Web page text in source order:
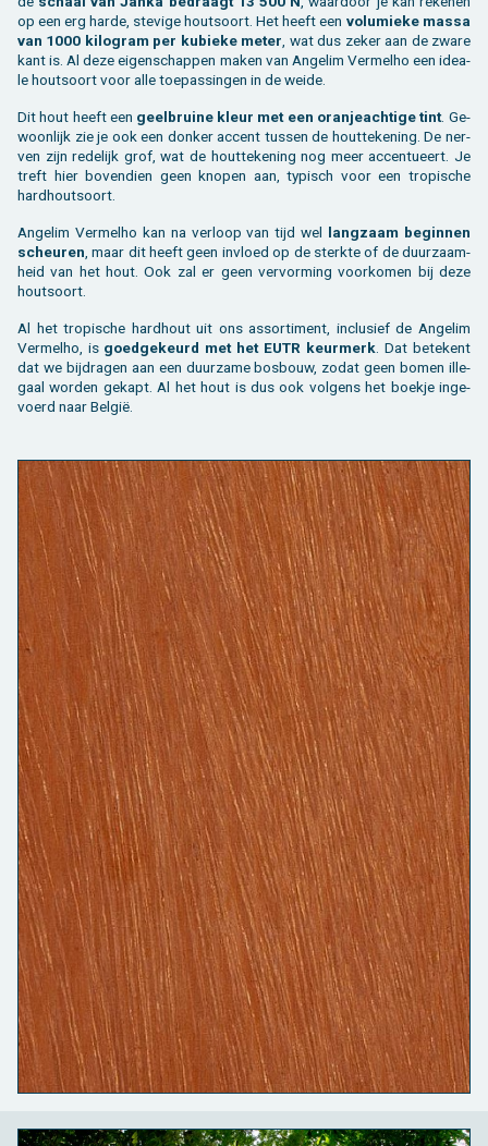
op een erg harde, ste­vi­ge hout­soort. Het heeft een vo­lu­mie­ke massa
van 1000 ki­lo­gram per ku­bie­ke meter, wat dus zeker aan de zware
kant is. Al deze ei­gen­schap­pen maken van An­ge­lim Ver­melho een ide­a­
le hout­soort voor alle toe­pas­sin­gen in de weide.
Dit hout heeft een geel­brui­ne kleur met een oran­je­ach­ti­ge tint. Ge­
woon­lijk zie je ook een don­ker ac­cent tus­sen de hout­te­ke­ning. De ner­
ven zijn re­de­lijk grof, wat de hout­te­ke­ning nog meer ac­cen­tu­eert. Je
treft hier bo­ven­dien geen kno­pen aan, ty­pisch voor een tro­pi­sche
hard­hout­soort.
An­ge­lim Ver­melho kan na ver­loop van tijd wel lang­zaam be­gin­nen
scheu­ren, maar dit heeft geen in­vloed op de sterk­te of de duur­zaam­
heid van het hout. Ook zal er geen ver­vor­ming voor­ko­men bij deze
hout­soort.
Al het tro­pi­sche hard­hout uit ons as­sor­ti­ment, in­clu­sief de An­ge­lim
Ver­melho, is goed­ge­keurd met het EUTR keur­merk. Dat be­te­kent
dat we bij­dra­gen aan een duur­za­me bos­bouw, zodat geen bomen il­le­
gaal wor­den ge­kapt. Al het hout is dus ook vol­gens het boek­je in­ge­
voerd naar België.
Toebehoren tegels / bestrating
Bekijk alles van terras
Vierkante palen
Gleufpalen
Toebehoren
Bekijk alles van tuinafsluiting
Bekijk alles van bijgebouw
Toebehoren
Bekijk alles van constructie
Speeltuigen
Dierenverblijf
Onderhoudsproducten
Varia
Bekijk alles van tuininrichting